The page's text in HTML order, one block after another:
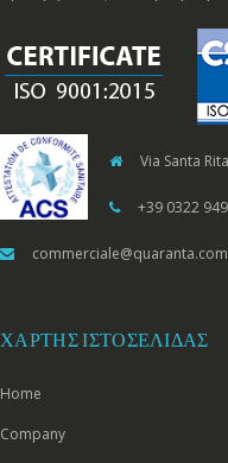
Via Santa
+39 0322
commerciale@quaranta.com
ΧΆΡΤΗΣ ΙΣΤΟΣΕΛΊΔΑΣ
Home
Company